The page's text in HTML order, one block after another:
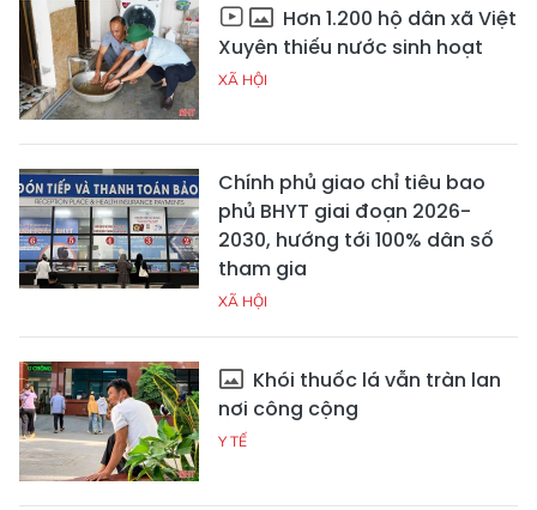
Hơn 1.200 hộ dân xã Việt
Xuyên thiếu nước sinh hoạt
XÃ HỘI
Chính phủ giao chỉ tiêu bao
phủ BHYT giai đoạn 2026-
2030, hướng tới 100% dân số
tham gia
XÃ HỘI
Khói thuốc lá vẫn tràn lan
nơi công cộng
Y TẾ